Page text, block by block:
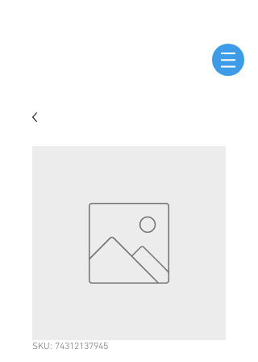
SKU: 74312137945